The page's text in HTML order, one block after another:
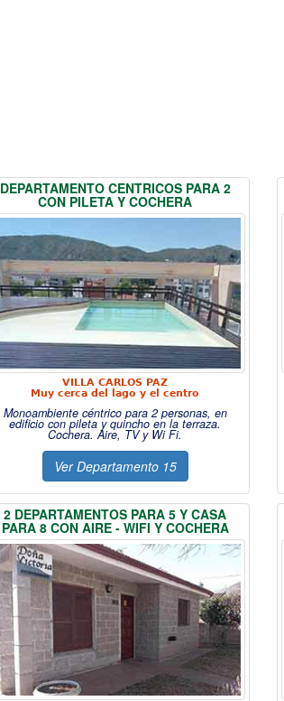
DEPARTAMENTO CENTRICOS PARA 2
CON PILETA Y COCHERA
VILLA CARLOS PAZ
Muy cerca del lago y el centro
Monoambiente céntrico para 2 personas, en
edificio con pileta y quincho en la terraza.
Cochera. Aire, TV y Wi Fi.
Ver Departamento 15
2 DEPARTAMENTOS PARA 5 Y CASA
PARA 8 CON AIRE - WIFI Y COCHERA